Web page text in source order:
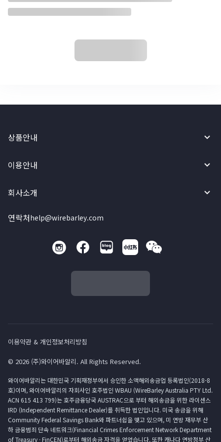
상품안내
이용안내
회사소개
연락처help@wirebarley.com
이용약관 & 개인정보처리방침
© 2026 (주)와이어바알리. All Rights Reserved.
와이어바알리는 대한민국 기획재정부에서 승인한 소액해외송금업 등록법인(2018-8
호)이며, 와이어바알리의 자회사인 호주법인 WBAU (WireBarley Australia PTY Ltd.
ACN 615 413 799)는 호주금융당국 AUSTRAC으로 부터 해외송금을 위한 라이센스
IRD (Independent Remittance Dealer)를 취득한 법인입니다. 미국 송금을 위해
Community Federal Savings Bank와 파트너쉽을 맺고 있으며, 미 연방 재무부 산
하 금융범죄 단속 네트워크(Financial Crimes Enforcement Network Department
of Treasury · FinCEN)로부터 해외송금 자격을 얻었습니다. 또한 캐나다 연방정부 산